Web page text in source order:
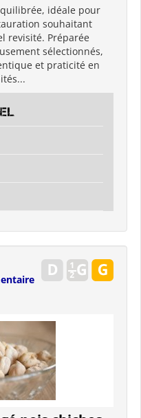
idéale pour
souhaitant
revisité. Préparée
sélectionnés,
et praticité en